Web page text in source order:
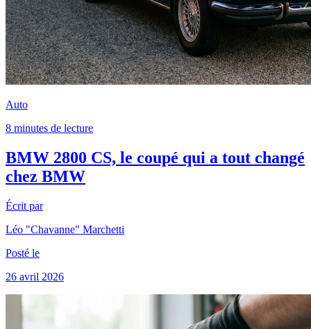
Auto
8 minutes de lecture
BMW 2800 CS, le coupé qui a tout changé
chez BMW
Écrit par
Léo "Chavanne" Marchetti
Posté le
26 avril 2026